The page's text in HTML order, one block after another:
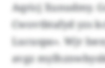
Aqricj Xunudmy.
Cwovtbtafyd yzs
Lucuspa». Wjr
avgz